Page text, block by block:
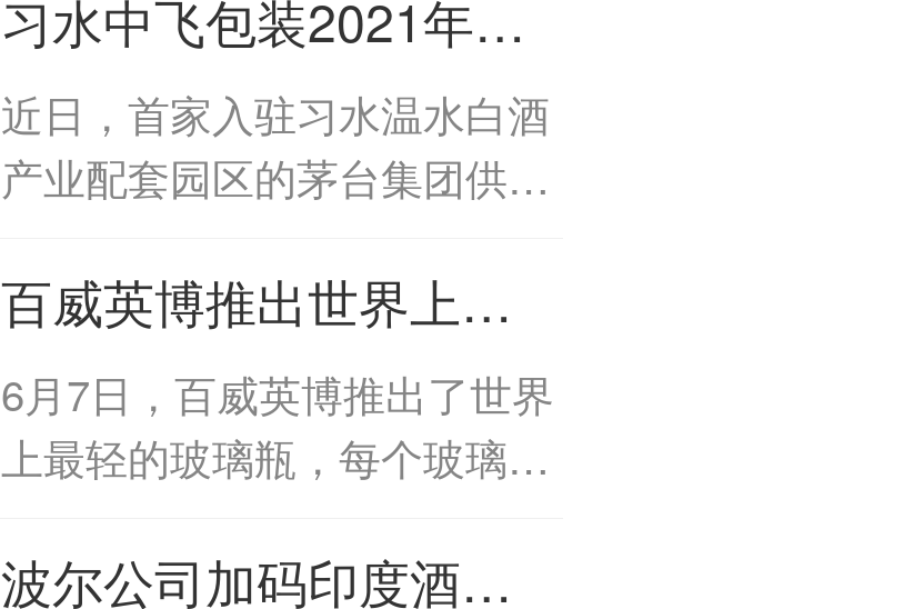
目前，项目主体施工完成了
50%，预计今年完成主体工
程...
习水中飞包装2021年收
入2.2亿元习水中飞包装
2021年收入2.2亿元
近日，首家入驻习水温水白酒
产业配套园区的茅台集团供应
股的四川中飞包装有限公司成
立的贵州省...
百威英博推出世界上最
轻的啤酒瓶百威英博推
出世界上最轻的啤酒瓶
6月7日，百威英博推出了世界
上最轻的玻璃瓶，每个玻璃瓶
璃瓶相比，新瓶可减少17%的
波尔公司加码印度酒类